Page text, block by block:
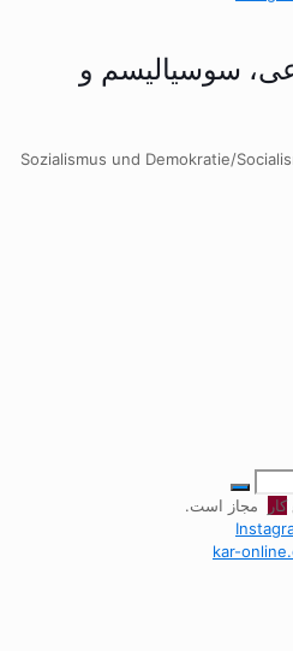
سوسیالیسم و
Sozialismus und Demokratie/
کار
مجاز است.